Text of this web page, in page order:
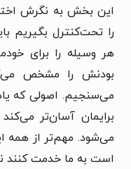
این بخش به نگرش
را تحت‌کنترل بگیریم
هر وسیله را برای
بودنش را مشخص
می‌سنجیم. اصولی که
برایمان آسان‌تر
می‌شود. مهم‌تر از همه
است به ما خدمت کنند